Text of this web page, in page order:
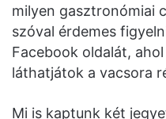
milyen gasztronómiai
szóval érdemes
Facebook oldalát,
láthatjátok a vacsora
Mi is kaptunk két